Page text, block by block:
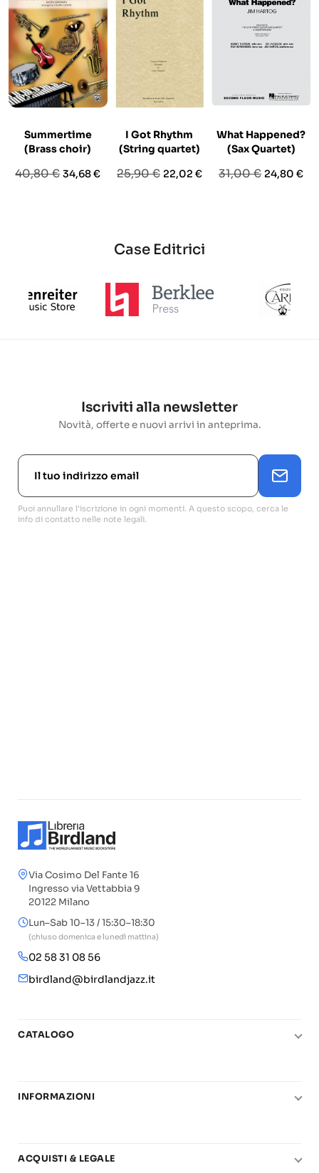
Summertime
(Brass choir)
Prezzo
40,80 €Prezzo
34,68 €
I Got Rhythm
(String quartet)
Prezzo
25,90 € Prezzo
22,02 €
What Happened?
(Sax Quartet)
Prezzo
31,00 € Prezzo
24,80 €
Case Editrici
Iscriviti alla newsletter
Novità, offerte e nuovi arrivi in anteprima.
Puoi annullare l'iscrizione in ogni momenti. A questo scopo, cerca le
info di contatto nelle note legali.
Via Cosimo Del Fante 16
Ingresso via Vettabbia 9
20122 Milano
Lun–Sab 10–13 / 15:30–18:30
(chiuso domenica e lunedì mattina)
02 58 31 08 56
birdland@birdlandjazz.it
CATALOGO
Chitarra
Basi play-along
INFORMAZIONI
Carta del Docente
ACQUISTI & LEGALE